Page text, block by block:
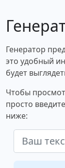
Генератор
это удобный
будет
Чтобы
просто
ниже: